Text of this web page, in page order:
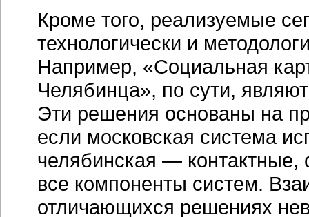
Кроме того, реализуемые
технологически и
Например, «Социальная
Челябинца», по сути,
Эти решения основаны на
если московская система
челябинская — контактные,
все компоненты систем.
отличающихся решениях